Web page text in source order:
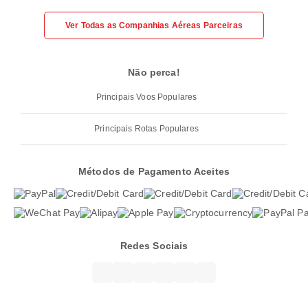
Ver Todas as Companhias Aéreas Parceiras
Não perca!
Principais Voos Populares
Principais Rotas Populares
Métodos de Pagamento Aceites
Redes Sociais